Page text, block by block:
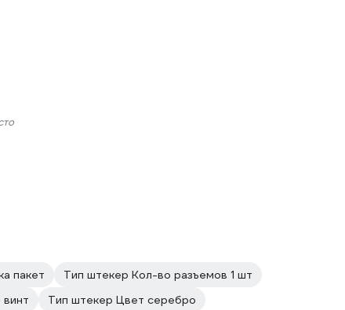
пакет
Тип штекер Кол-во разъемов 1 шт
Тип штекер Цвет серебро